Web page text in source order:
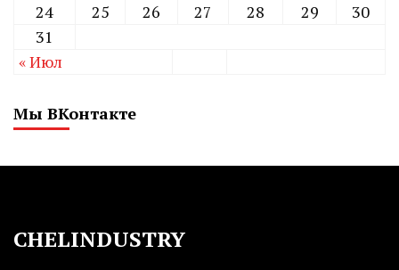
24
25 26 27 28 29
30
31
« Июл
Мы ВКонтакте
CHELINDUSTRY